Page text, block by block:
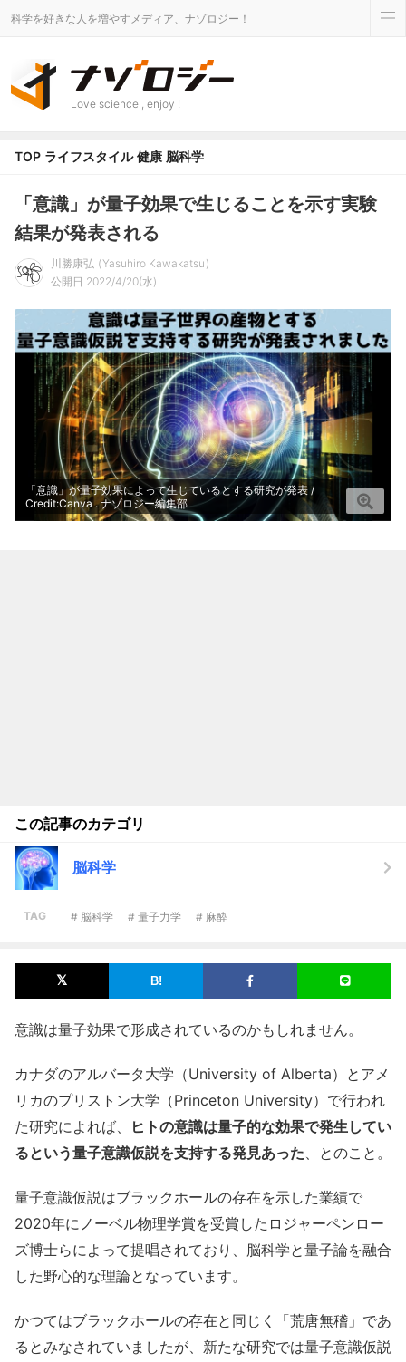
科学を好きな人を増やすメディア、ナゾロジー！
Love science , enjoy !
TOP ライフスタイル 健康 脳科学
「意識」が量子効果で生じることを示す実験
結果が発表される
川勝康弘
Yasuhiro Kawakatsu
公開日 2022/4/20(水)
「意識」が量子効果によって生じているとする研究が発表 /
Credit:Canva . ナゾロジー編集部
この記事のカテゴリ
脳科学
TAG # 脳科学 # 量子力学 # 麻酔
意識は量子効果で形成されているのかもしれません。
カナダのアルバータ大学（University of Alberta）とアメ
リカのプリストン大学（Princeton University）で行われ
た研究によれば、
ヒトの意識は量子的な効果で発生してい
るという量子意識仮説を支持する発見あった 、とのこと。
量子意識仮説はブラックホールの存在を示した業績で
2020年にノーベル物理学賞を受賞したロジャーペンロー
ズ博士らによって提唱されており、脳科学と量子論を融合
した野心的な理論となっています。
かつてはブラックホールの存在と同じく「荒唐無稽」であ
るとみなされていましたが、新たな研究では量子意識仮説